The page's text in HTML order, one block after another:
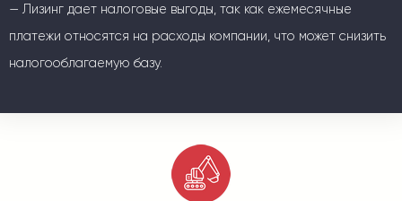
— Лизинг дает налоговые выгоды, так как ежемесячные
платежи относятся на расходы компании, что может снизить
налогооблагаемую базу.